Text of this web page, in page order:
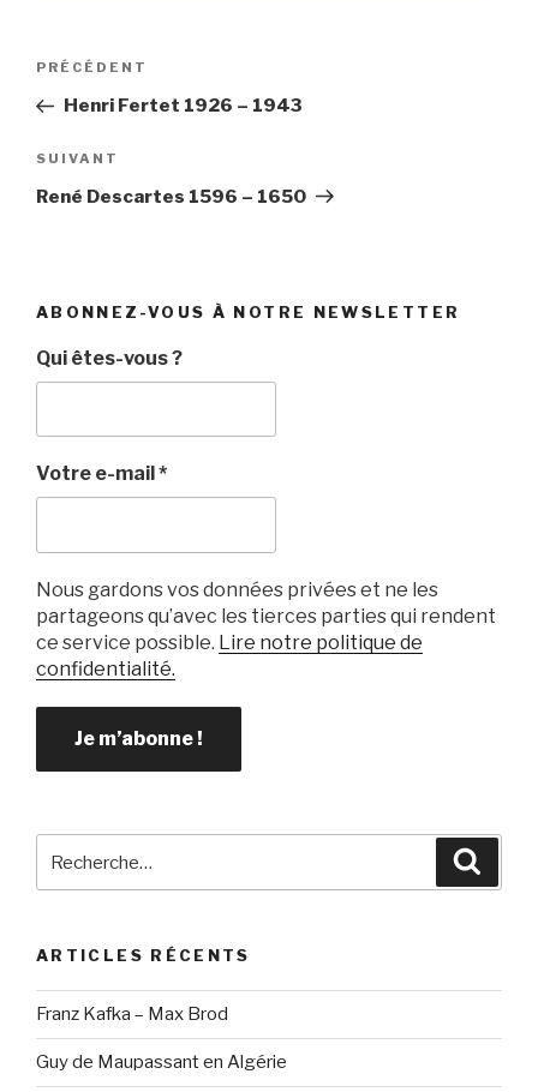
Navigation
l’article
Article
précédent
PRÉCÉDENT
Henri Fertet 1926 – 1943
Article
suivant
SUIVANT
René Descartes 1596 – 1650
ABONNEZ-VOUS À NOTRE NEWSLETTER
Qui êtes-vous ?
Votre e-mail *
Nous gardons vos données privées et ne les
partageons qu’avec les tierces parties qui rendent
ce service possible. Lire notre politique de
confidentialité.
ARTICLES RÉCENTS
Franz Kafka – Max Brod
Guy de Maupassant en Algérie